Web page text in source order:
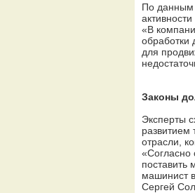
По данным
«В
обработки
для
Законы
Эксперты
развитием
отрасли,
«Согласно
поставить
машинист
Сергей